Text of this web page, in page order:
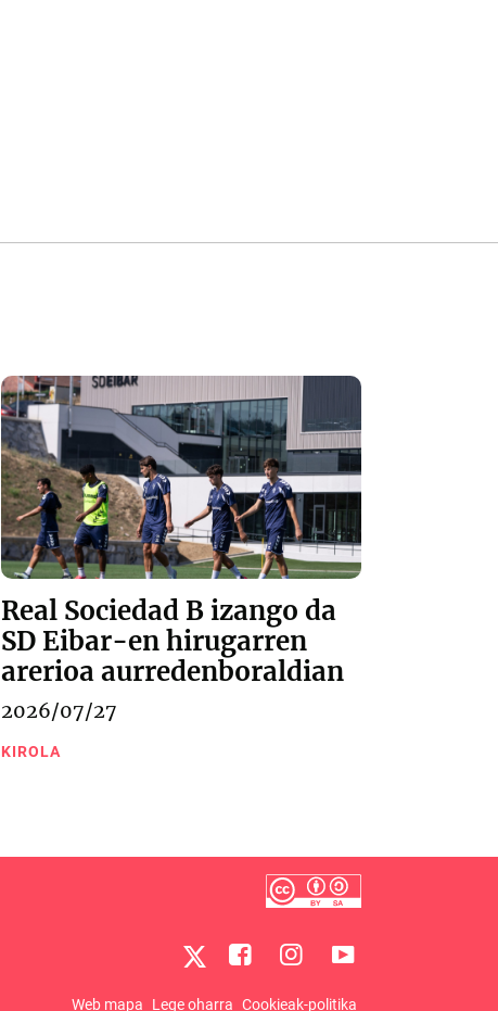
Real Sociedad B izango da
SD Eibar-en hirugarren
arerioa aurredenboraldian
2026/07/27
KIROLA
Web mapa Lege oharra Cookieak-politika